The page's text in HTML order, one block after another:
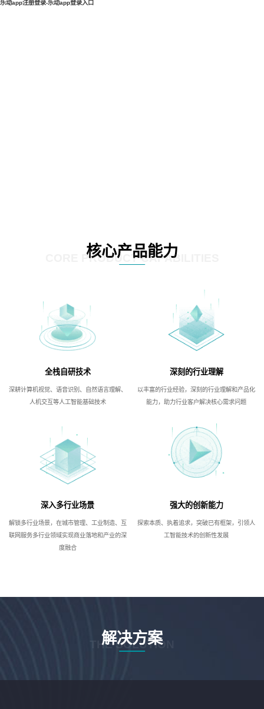
乐动app注册登录-乐动app登录入口
核心产品能力
CORE PRODUCT CAPABILITIES
全栈自研技术
深耕计算机视觉、语音识别、自然语言理解、
人机交互等人工智能基础技术
深刻的行业理解
以丰富的行业经验，深刻的行业理解和产品化
能力，助力行业客户解决核心需求问题
深入多行业场景
解锁多行业场景，在城市管理、工业制造、互
联网服务多行业领域实现商业落地和产业的深
度融合
强大的创新能力
探索本质、执着追求，突破已有框架，引领人
工智能技术的创新性发展
解决方案
THE SOLUTION